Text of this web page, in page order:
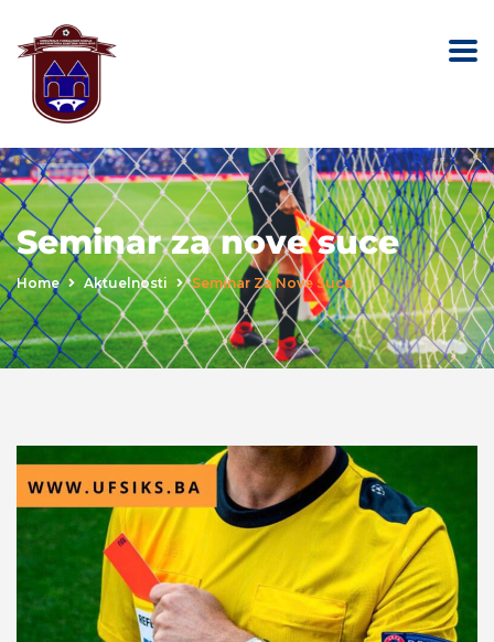
Seminar za nove suce
Home Aktuelnosti Seminar Za Nove Suce